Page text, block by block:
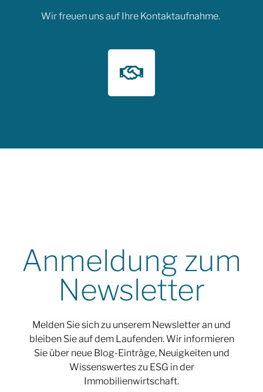
Wir freuen uns auf Ihre Kontaktaufnahme.
Anmeldung zum
Newsletter
Melden Sie sich zu unserem Newsletter an und
bleiben Sie auf dem Laufenden. Wir informieren
Sie über neue Blog-Einträge, Neuigkeiten und
Wissenswertes zu ESG in der
Immobilienwirtschaft.